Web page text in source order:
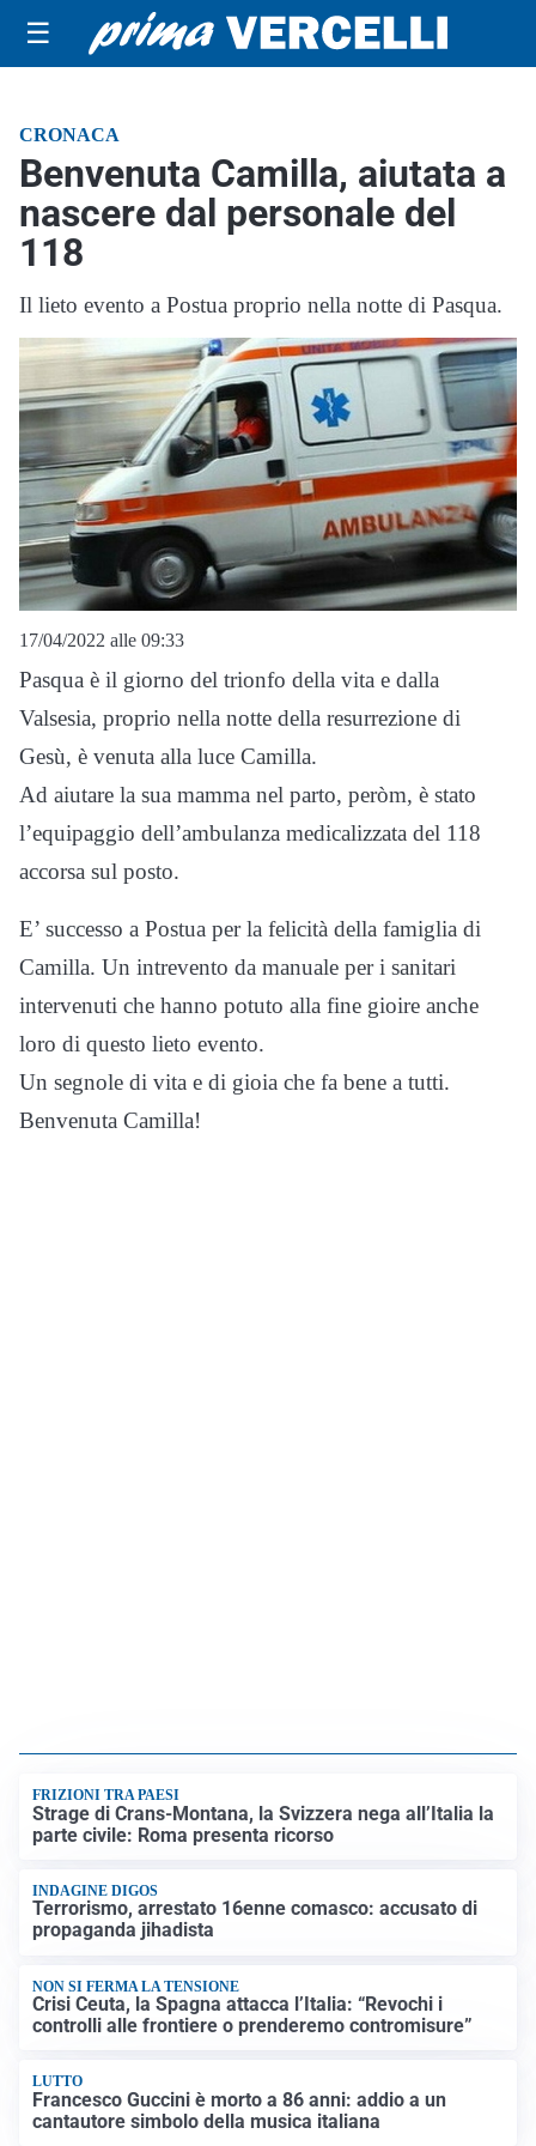
☰
CRONACA
Benvenuta Camilla, aiutata a
nascere dal personale del
118
Il lieto evento a Postua proprio nella notte di Pasqua.
17/04/2022 alle 09:33
Pasqua è il giorno del trionfo della vita e dalla
Valsesia, proprio nella notte della resurrezione di
Gesù, è venuta alla luce Camilla.
Ad aiutare la sua mamma nel parto, peròm, è stato
l’equipaggio dell’ambulanza medicalizzata del 118
accorsa sul posto.
E’ successo a Postua per la felicità della famiglia di
Camilla. Un intrevento da manuale per i sanitari
intervenuti che hanno potuto alla fine gioire anche
loro di questo lieto evento.
Un segnole di vita e di gioia che fa bene a tutti.
Benvenuta Camilla!
FRIZIONI TRA PAESI
Strage di Crans-Montana, la Svizzera nega all’Italia la
parte civile: Roma presenta ricorso
INDAGINE DIGOS
Terrorismo, arrestato 16enne comasco: accusato di
propaganda jihadista
NON SI FERMA LA TENSIONE
Crisi Ceuta, la Spagna attacca l’Italia: “Revochi i
controlli alle frontiere o prenderemo contromisure”
LUTTO
Francesco Guccini è morto a 86 anni: addio a un
cantautore simbolo della musica italiana